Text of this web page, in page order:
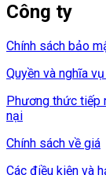
Công ty
Chính sách bảo
Quyền và nghĩa
Phương thức tiếp
nại
Chính sách về giá
Các điều kiện và